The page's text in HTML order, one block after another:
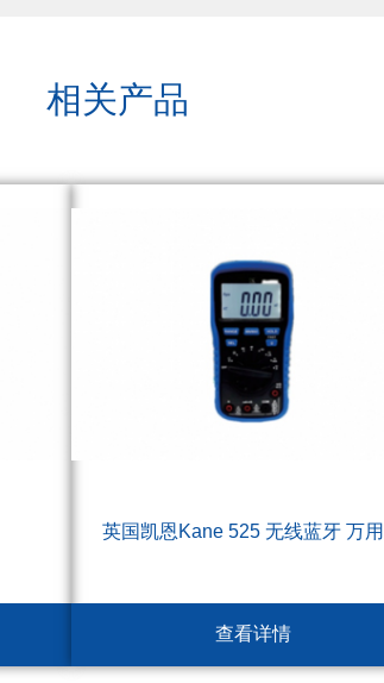
相关产品
英国凯恩Kane 525 无线蓝牙 万
查看详情